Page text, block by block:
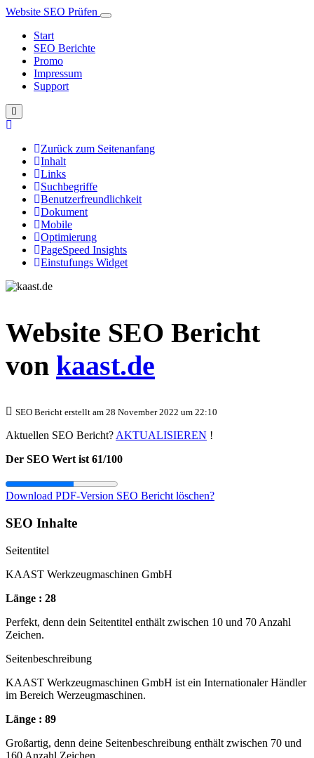
Website SEO Prüfen
Start
SEO Berichte
Promo
Impressum
Support
Zurück zum Seitenanfang
Inhalt
Links
Suchbegriffe
Benutzerfreundlichkeit
Dokument
Mobile
Optimierung
PageSpeed Insights
Einstufungs Widget
Website SEO Bericht
von kaast.de
SEO Bericht erstellt am 28 November 2022 um 22:10
Aktuellen SEO Bericht? AKTUALISIEREN !
Der SEO Wert ist 61/100
Download PDF-Version SEO Bericht löschen?
SEO Inhalte
Seitentitel
KAAST Werkzeugmaschinen GmbH
Länge : 28
Perfekt, denn dein Seitentitel enthält zwischen 10 und 70 Anzahl
Zeichen.
Seitenbeschreibung
KAAST Werkzeugmaschinen GmbH ist ein Internationaler Händler
im Bereich Werzeugmaschinen.
Länge : 89
Großartig, denn deine Seitenbeschreibung enthält zwischen 70 und
160 Anzahl Zeichen.